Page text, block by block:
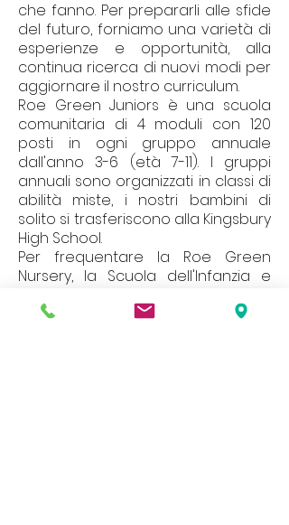
che fanno. Per prepararli alle sfide
del futuro, forniamo una varietà di
esperienze e opportunità, alla
continua ricerca di nuovi modi per
aggiornare il nostro curriculum.
Roe Green Juniors è una scuola
comunitaria di 4 moduli con 120
posti in ogni gruppo annuale
dall'anno 3-6 (età 7-11). I gruppi
annuali sono organizzati in classi di
abilità miste, i nostri bambini di
solito si trasferiscono alla Kingsbury
High School.
Per frequentare la Roe Green
Nursery, la Scuola dell'Infanzia e
rivolgersi all'Autorità Locale di Brent.